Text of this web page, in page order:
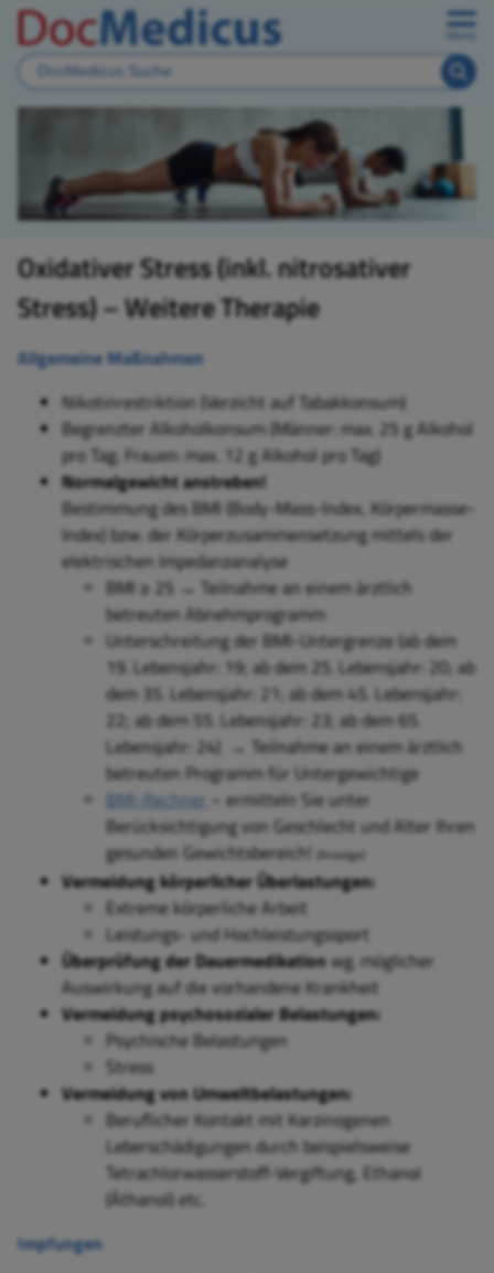
Oxidativer Stress (inkl. nitrosativer
Stress) – Weitere Therapie
Allgemeine Maßnahmen
Nikotinrestriktion (Verzicht auf Tabakkonsum)
Begrenzter Alkoholkonsum (Männer: max. 25 g Alkohol
pro Tag; Frauen: max. 12 g Alkohol pro Tag)
Normalgewicht anstreben!
Bestimmung des BMI (Body-Mass-Index, Körpermasse-
Index) bzw. der Körperzusammensetzung mittels der
elektrischen Impedanzanalyse
BMI ≥ 25 → Teilnahme an einem ärztlich
betreuten Abnehmprogramm
Unterschreitung der BMI-Untergrenze (ab dem
19. Lebensjahr: 19; ab dem 25. Lebensjahr: 20; ab
dem 35. Lebensjahr: 21; ab dem 45. Lebensjahr:
22; ab dem 55. Lebensjahr: 23; ab dem 65.
Lebensjahr: 24) → Teilnahme an einem ärztlich
betreuten Programm für Untergewichtige
BMI-Rechner
– ermitteln Sie unter
Berücksichtigung von Geschlecht und Alter Ihren
gesunden Gewichtsbereich! (Anzeige)
Vermeidung körperlicher Überlastungen:
Extreme körperliche Arbeit
Leistungs- und Hochleistungssport
Überprüfung der Dauermedikation wg. möglicher
Auswirkung auf die vorhandene Krankheit
Vermeidung psychosozialer Belastungen:
Psychische Belastungen
Stress
Vermeidung von Umweltbelastungen:
Beruflicher Kontakt mit Karzinogenen
Leberschädigungen durch beispielsweise
Tetrachlorwasserstoff-Vergiftung, Ethanol
(Äthanol) etc.
Impfungen